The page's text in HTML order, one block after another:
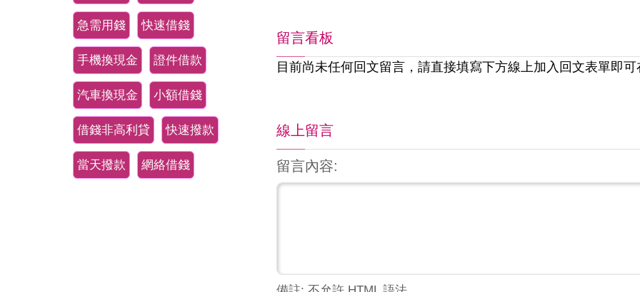
急需用錢 快速借錢
手機換現金 證件借款
汽車換現金 小額借錢
借錢非高利貸 快速撥款
當天撥款 網絡借錢
留言看板
目前尚未任何回文留言，請直接填寫下方線上加入回文表單即
線上留言
留言內容: